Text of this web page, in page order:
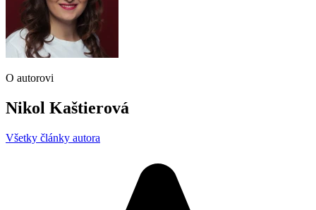
O autorovi
Nikol Kaštierová
Všetky články autora